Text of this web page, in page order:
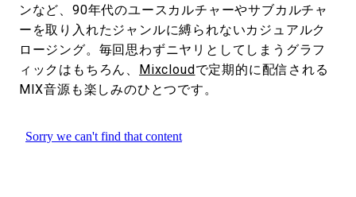
ンなど、90年代のユースカルチャーやサブカルチャ
ーを取り入れたジャンルに縛られないカジュアルク
ロージング。毎回思わずニヤリとしてしまうグラフ
ィックはもちろん、 Mixcloudで定期的に配信される
MIX音源も楽しみのひとつです。